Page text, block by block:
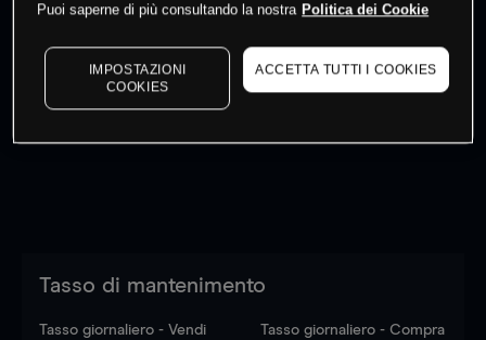
I prezzi sono solo indicativi. Accediper vedere gli ultimi
dati di mercato
to see latest market data
Tasso di mantenimento
Tasso giornaliero - Vendi Tasso giornaliero - Compra
Puoi saperne di più consultando la nostra Politica dei Cookie
IMPOSTAZIONI
COOKIES
ACCETTA TUTTI I COOKIES